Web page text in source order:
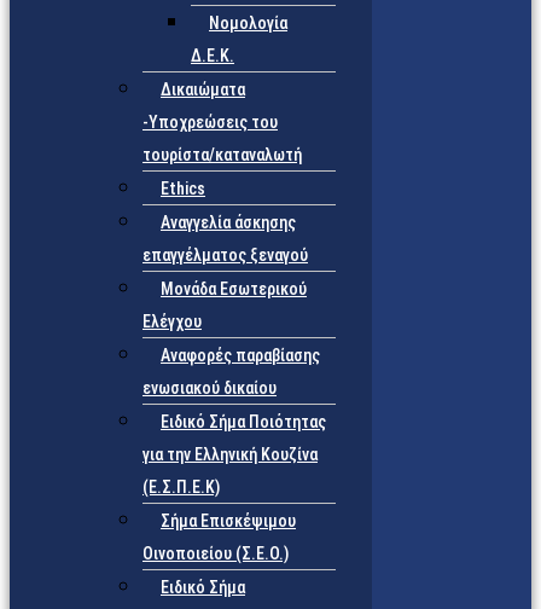
Νομολογία
Δ.Ε.Κ.
Δικαιώματα
-Υποχρεώσεις του
τουρίστα/καταναλωτή
Ethics
Αναγγελία άσκησης
επαγγέλματος ξεναγού
Μονάδα Εσωτερικού
Ελέγχου
Αναφορές παραβίασης
ενωσιακού δικαίου
Ειδικό Σήμα Ποιότητας
για την Ελληνική Κουζίνα
(Ε.Σ.Π.Ε.Κ)
Σήμα Επισκέψιμου
Οινοποιείου (Σ.Ε.Ο.)
Ειδικό Σήμα